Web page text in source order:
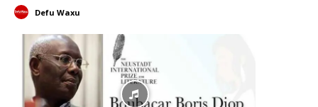
Defu Waxu